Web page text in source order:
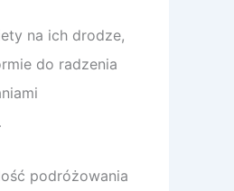
na ich drodze,
do radzenia
podróżowania